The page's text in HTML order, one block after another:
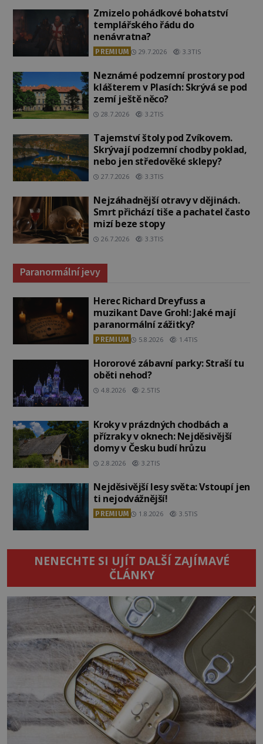
Zmizelo pohádkové bohatství
templářského řádu do
nenávratna?
PREMIUM 29.7.2026 3.3TIS
Neznámé podzemní prostory pod
klášterem v Plasích: Skrývá se pod
zemí ještě něco?
28.7.2026 3.2TIS
Tajemství štoly pod Zvíkovem.
Skrývají podzemní chodby poklad,
nebo jen středověké sklepy?
27.7.2026 3.3TIS
Nejzáhadnější otravy v dějinách.
Smrt přichází tiše a pachatel často
mizí beze stopy
26.7.2026 3.3TIS
Paranormální jevy
Herec Richard Dreyfuss a
muzikant Dave Grohl: Jaké mají
paranormální zážitky?
PREMIUM 5.8.2026 1.4TIS
Hororové zábavní parky: Straší tu
oběti nehod?
4.8.2026 2.5TIS
Kroky v prázdných chodbách a
přízraky v oknech: Nejděsivější
domy v Česku budí hrůzu
2.8.2026 3.2TIS
Nejděsivější lesy světa: Vstoupí jen
ti nejodvážnější!
PREMIUM 1.8.2026 3.5TIS
NENECHTE SI UJÍT DALŠÍ ZAJÍMAVÉ
ČLÁNKY